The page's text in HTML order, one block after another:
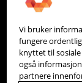
Partneroversikt
Integrasjoner
Hjelpesenter
Vi bruker
fungere
knyttet til
også
partnere